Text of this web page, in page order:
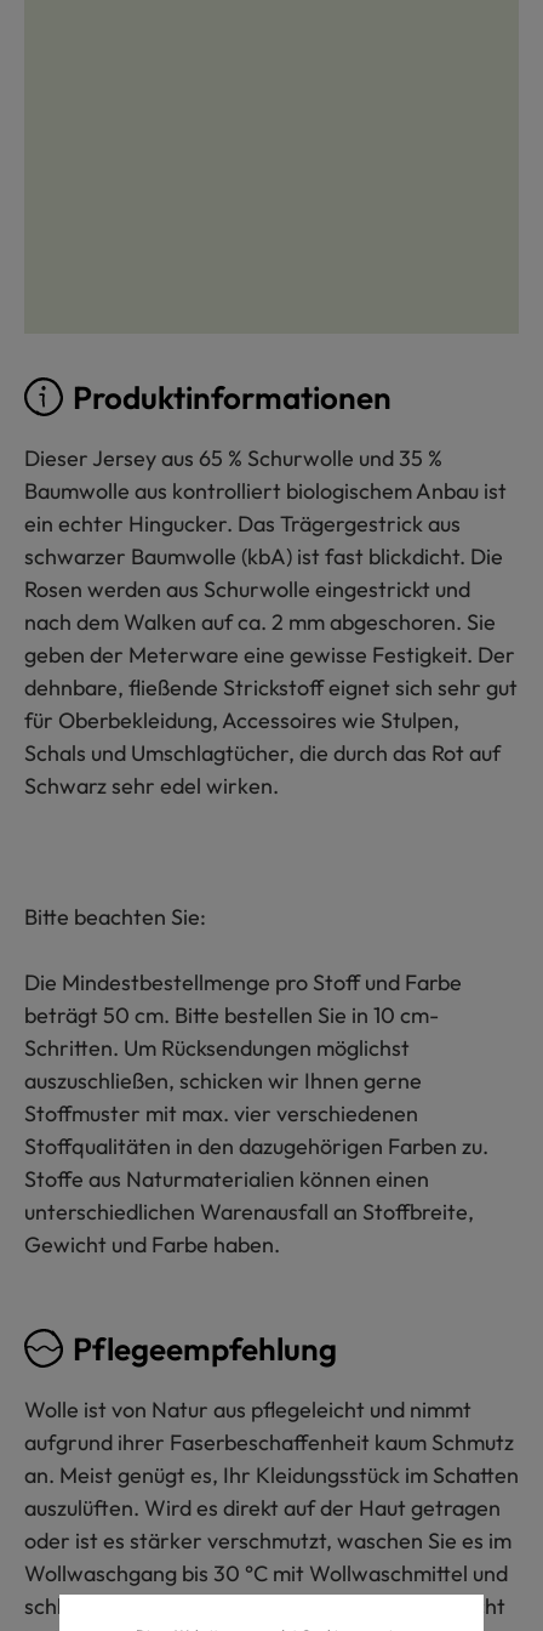
Produktinformationen
Dieser Jersey aus 65 % Schurwolle und 35 %
Baumwolle aus kontrolliert biologischem Anbau ist
ein echter Hingucker. Das Trägergestrick aus
schwarzer Baumwolle (kbA) ist fast blickdicht. Die
Rosen werden aus Schurwolle eingestrickt und
nach dem Walken auf ca. 2 mm abgeschoren. Sie
geben der Meterware eine gewisse Festigkeit. Der
dehnbare, fließende Strickstoff eignet sich sehr gut
für Oberbekleidung, Accessoires wie Stulpen,
Schals und Umschlagtücher, die durch das Rot auf
Schwarz sehr edel wirken.
Bitte beachten Sie:
Die Mindestbestellmenge pro Stoff und Farbe
beträgt 50 cm. Bitte bestellen Sie in 10 cm-
Schritten. Um Rücksendungen möglichst
auszuschließen, schicken wir Ihnen gerne
Stoffmuster mit max. vier verschiedenen
Stoffqualitäten in den dazugehörigen Farben zu.
Stoffe aus Naturmaterialien können einen
unterschiedlichen Warenausfall an Stoffbreite,
Gewicht und Farbe haben.
Pflegeempfehlung
Wolle ist von Natur aus pflegeleicht und nimmt
aufgrund ihrer Faserbeschaffenheit kaum Schmutz
an. Meist genügt es, Ihr Kleidungsstück im Schatten
auszulüften. Wird es direkt auf der Haut getragen
oder ist es stärker verschmutzt, waschen Sie es im
Wollwaschgang bis 30 °C mit Wollwaschmittel und
schleudern nur sanft (max. 400 U/min). Bitte nicht